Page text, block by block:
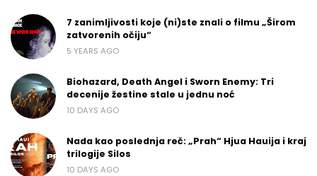
7 zanimljivosti koje (ni)ste znali o filmu „Širom
zatvorenih očiju“
5 YEARS AGO
Biohazard, Death Angel i Sworn Enemy: Tri
decenije žestine stale u jednu noć
10 DAYS AGO
Nada kao poslednja reč: „Prah“ Hjua Hauija i kraj
trilogije Silos
10 DAYS AGO